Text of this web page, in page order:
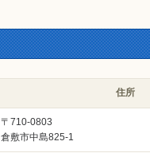
住所
〒710-0803
倉敷市中島825-1